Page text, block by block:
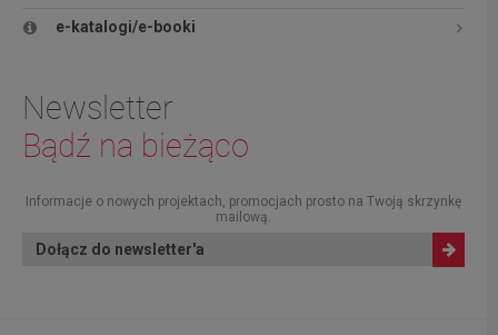
e-katalogi/e-booki
Newsletter
Bądź na bieżąco
Informacje o nowych projektach, promocjach prosto na Twoją skrzynkę
mailową.
Dołącz do newsletter'a